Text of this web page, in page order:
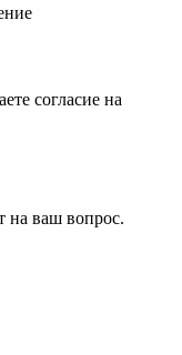
согласие на
на ваш вопрос.